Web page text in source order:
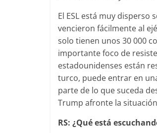
El ESL está muy
vencieron fácilmente al
solo tienen unos 30 000
importante foco de
estadounidenses están
turco, puede entrar en
parte de lo que suceda
Trump afronte la
RS: ¿Qué está